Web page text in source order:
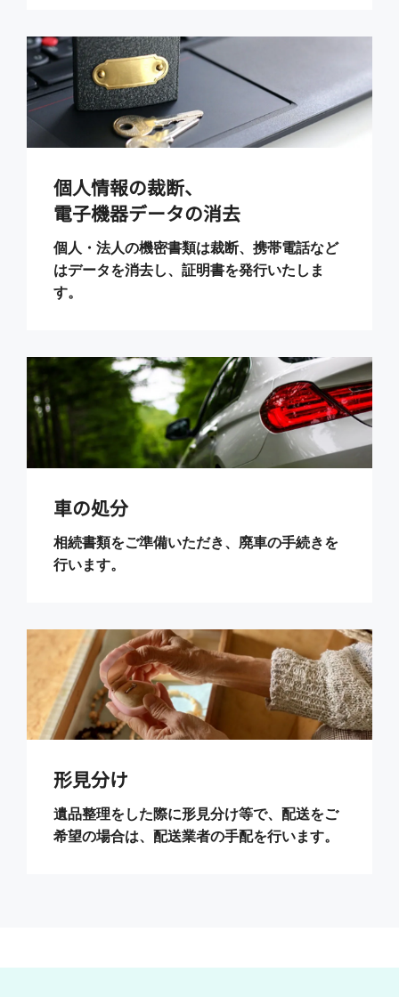
個人情報の裁断、
電子機器データの消去
個人・法人の機密書類は裁断、携帯電話など
はデータを消去し、証明書を発行いたしま
す。
車の処分
相続書類をご準備いただき、廃車の手続きを
行います。
形見分け
遺品整理をした際に形見分け等で、配送をご
希望の場合は、配送業者の手配を行います。